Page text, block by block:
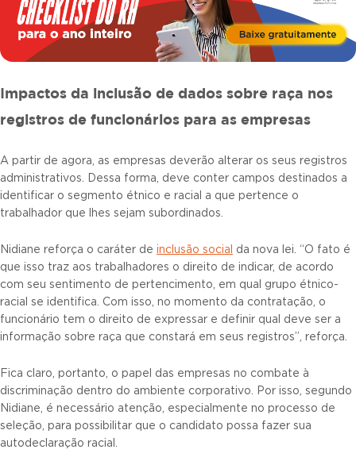
Impactos da inclusão de dados sobre raça nos
registros de funcionários para as empresas
A partir de agora, as empresas deverão alterar os seus registros
administrativos. Dessa forma, deve conter campos destinados a
identificar o segmento étnico e racial a que pertence o
trabalhador que lhes sejam subordinados.
Nidiane reforça o caráter de inclusão social
da nova lei. “O fato é
que isso traz aos trabalhadores o direito de indicar, de acordo
com seu sentimento de pertencimento, em qual grupo étnico-
racial se identifica. Com isso, no momento da contratação, o
funcionário tem o direito de expressar e definir qual deve ser a
informação sobre raça que constará em seus registros”, reforça.
Fica claro, portanto, o papel das empresas no combate à
discriminação dentro do ambiente corporativo. Por isso, segundo
Nidiane, é necessário atenção, especialmente no processo de
seleção, para possibilitar que o candidato possa fazer sua
autodeclaração racial.